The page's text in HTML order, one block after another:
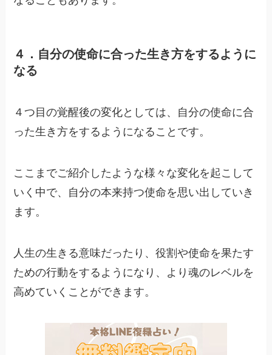
４．自分の使命に合った生き方をするように
なる
４つ目の覚醒後の変化としては、自分の使命に合
った生き方をするようになることです。
ここまでご紹介したような様々な変化を起こして
いく中で、自分の本来持つ使命を思い出していき
ます。
人生の生きる意味だったり、役割や使命を果たす
ための行動をするようになり、より魂のレベルを
高めていくことができます。